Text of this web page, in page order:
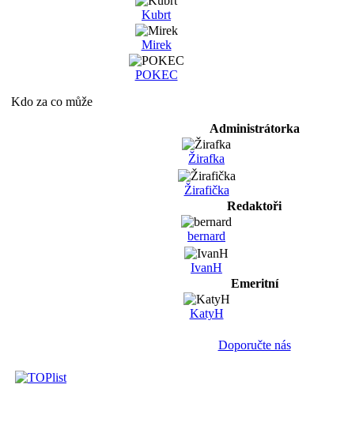
Kubrt
Mirek
POKEC
Kdo za co může
Administrátorka
Žirafka
Žirafička
Redaktoři
bernard
IvanH
Emeritní
KatyH
Doporučte nás